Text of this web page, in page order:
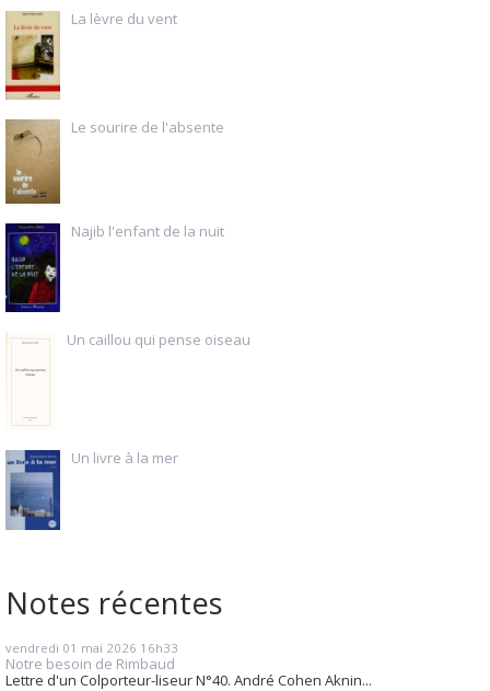
La lèvre du vent
Le sourire de l'absente
Najib l'enfant de la nuit
Un caillou qui pense oiseau
Un livre à la mer
Notes récentes
vendredi 01 mai 2026 16h33
Notre besoin de Rimbaud
Lettre d'un Colporteur-liseur N°40. André Cohen Aknin...